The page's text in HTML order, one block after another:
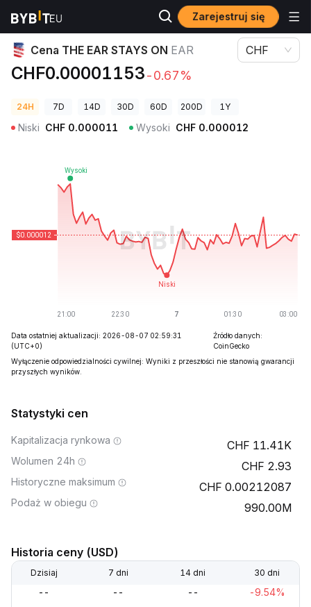
Zarejestruj się
Ceny kryptowalut Cena THE EAR STAYS ON EAR
Cena THE EAR STAYS ON EAR
CHF0.00001153-0.67%
CHF
24H 7D 14D 30D 60D 200D 1Y
Niski CHF 0.000011 Wysoki CHF 0.000012
Data ostatniej aktualizacji: 2026-08-07 02:59:31
(UTC+0)
Źródło danych:
CoinGecko
Wyłączenie odpowiedzialności cywilnej: Wyniki z przeszłości nie stanowią gwarancji
przyszłych wyników.
Statystyki cen
Kapitalizacja rynkowa 11.41K
Wolumen 24h 2.93
Historyczne maksimum 0.00212087
Podaż w obiegu 990.00M
Historia ceny (USD)
Dzisiaj 7 dni 14 dni 30 dni
-- -- -- -9.54%